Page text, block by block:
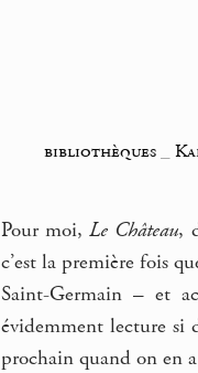
bibliothèques _
Pour moi,Le Château,
c’est la première fois
Saint-Germain – et
évidemment lecture si
prochain quand on en